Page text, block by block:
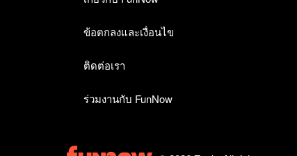
ข้อตกลงและเงื่อนไข
ติดต่อเรา
ร่วมงานกับ FunNow